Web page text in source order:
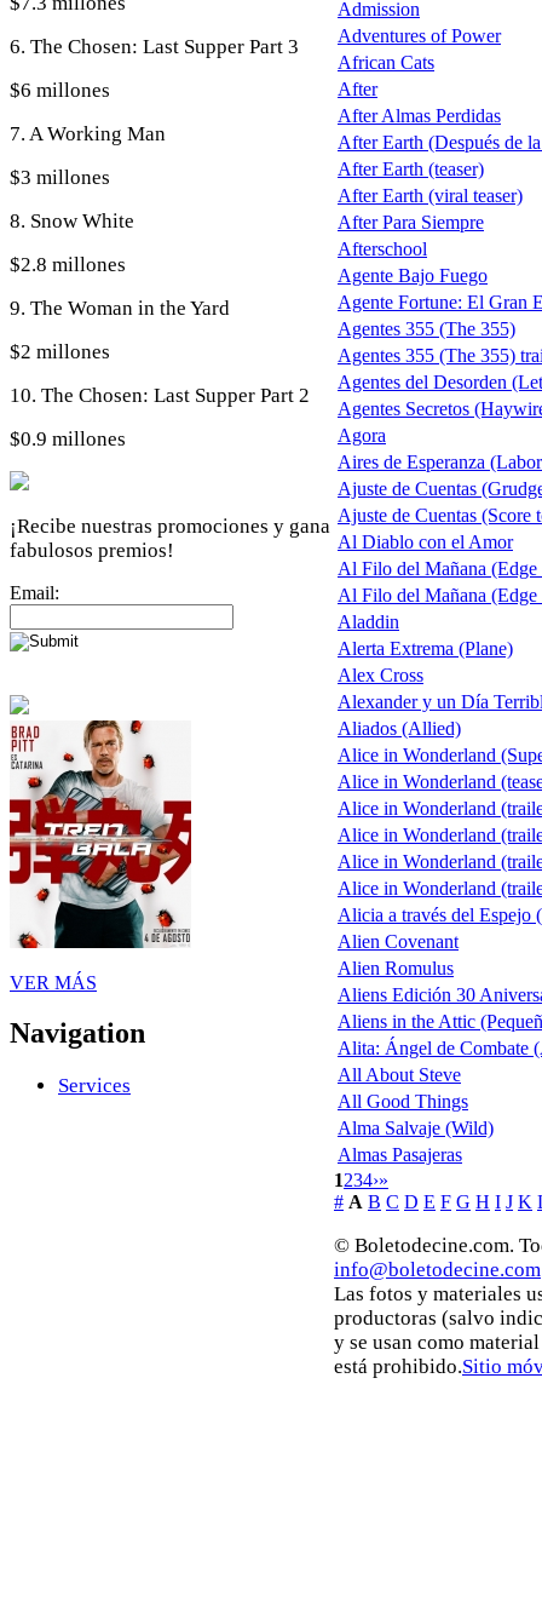
6. The Chosen: Last Supper Part 3
$6 millones
7. A Working Man
$3 millones
8. Snow White
$2.8 millones
9. The Woman in the Yard
$2 millones
10. The Chosen: Last Supper Part 2
$0.9 millones
¡Recibe nuestras promociones y gana
fabulosos premios!
Email:
VER MÁS
Navigation
Services
Admission
Adventures of Power
African Cats
After
After Almas Perdidas
After Earth (Después de
After Earth (teaser)
After Earth (viral teaser)
After Para Siempre
Afterschool
Agente Bajo Fuego
Agente Fortune: El Gran
Agentes 355 (The 355)
Agentes 355 (The 355)
Agentes del Desorden
Agentes Secretos
Agora
Aires de Esperanza
Ajuste de Cuentas
Ajuste de Cuentas (Score
Al Diablo con el Amor
Al Filo del Mañana
Al Filo del Mañana
Aladdin
Alerta Extrema (Plane)
Alex Cross
Alexander y un Día
Aliados (Allied)
Alice in Wonderland
Alice in Wonderland
Alice in Wonderland
Alice in Wonderland
Alice in Wonderland
Alice in Wonderland
Alicia a través del Espejo
Alien Covenant
Alien Romulus
Aliens Edición 30
Aliens in the Attic
Alita: Ángel de Combate
All About Steve
All Good Things
Alma Salvaje (Wild)
Almas Pasajeras
1234›»
# A B C D E F G H I J K
© Boletodecine.com.
info@boletodecine.com
Las fotos y materiales
productoras (salvo
y se usan como
está prohibido.Sitio